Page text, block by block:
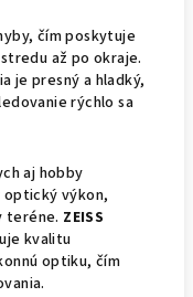
čím poskytuje
až po okraje.
je presný a hladký,
rýchlo sa
aj hobby
výkon,
teréne. ZEISS
kvalitu
optiku, čím